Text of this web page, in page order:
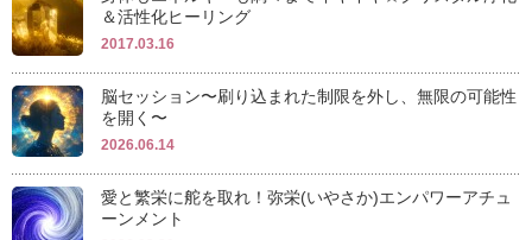
＆活性化ヒーリング
2017.03.16
脳セッション〜刷り込まれた制限を外し、無限の可能性
を開く〜
2026.06.14
愛と繁栄に舵を取れ！弥栄(いやさか)エンパワーアチュ
ーンメント